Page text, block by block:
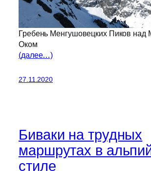
Гребень Менгушовецких Пиков над
Оком
(далее…)
27.11.2020
Биваки на трудных
маршрутах в
стиле